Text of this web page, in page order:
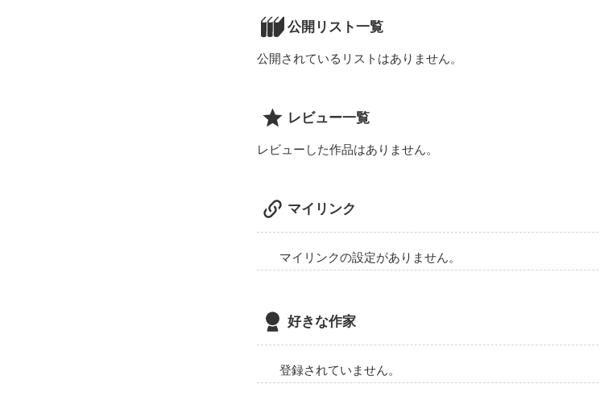
でも、私が初めて好きになった人には
「…っ/////」
公開リスト一覧
公開されているリストはありません。
レビュー一覧
レビューした作品はありません。
マイリンク
マイリンクの設定がありません。
好きな作家
登録されていません。